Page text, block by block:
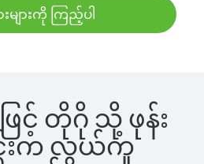
များကို ကြည့်ပါ
ြင့် တိုဂို သို့ ဖုန်း
င်းက လွယ်ကူ